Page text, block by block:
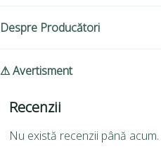
Despre Producători
⚠ Avertisment
Recenzii
Nu există recenzii până acum.